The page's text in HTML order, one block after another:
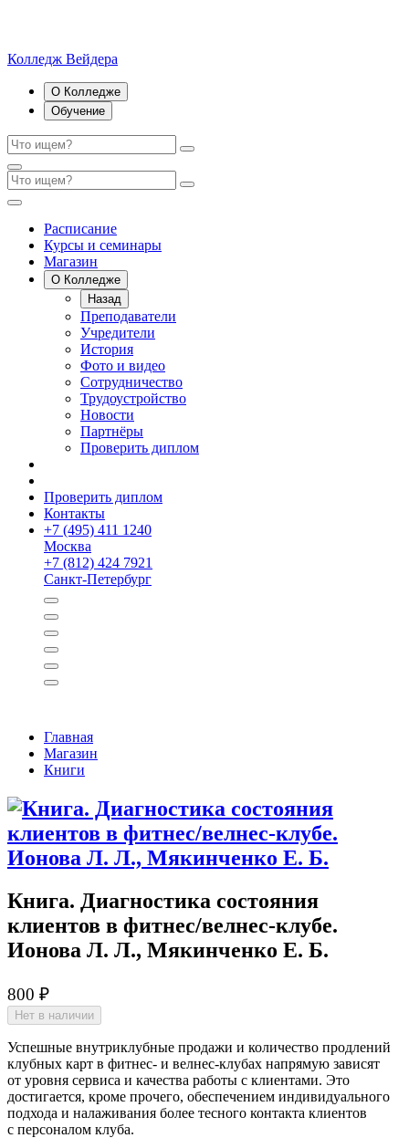
Колледж Вейдера
О Колледже
Обучение
Расписание
Курсы и семинары
Магазин
О Колледже
Назад
Преподаватели
Учредители
История
Фото и видео
Сотрудничество
Трудоустройство
Новости
Партнёры
Проверить диплом
Проверить диплом
Контакты
+7 (495) 411 1240
Москва
+7 (812) 424 7921
Санкт-Петербург
Главная
Магазин
Книги
Книга. Диагностика состояния
клиентов в фитнес/велнес-клубе.
Ионова Л. Л., Мякинченко Е. Б.
800 ₽
Нет в наличии
Успешные внутриклубные продажи и количество продлений
клубных карт в фитнес- и велнес-клубах напрямую зависят
от уровня сервиса и качества работы с клиентами. Это
достигается, кроме прочего, обеспечением индивидуального
подхода и налаживания более тесного контакта клиентов
с персоналом клуба.